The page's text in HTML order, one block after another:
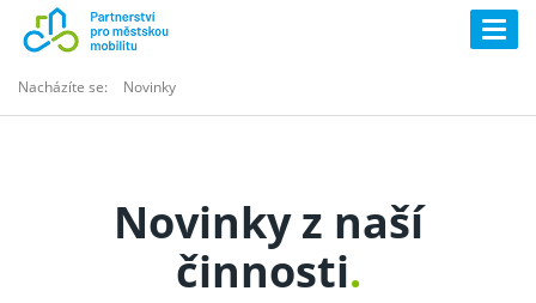
Nacházíte se: Novinky
Novinky z naší
činnosti.